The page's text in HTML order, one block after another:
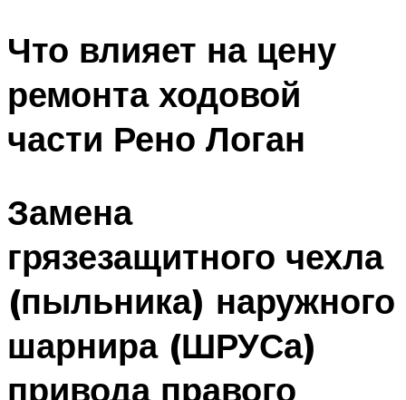
Что влияет на цену
ремонта ходовой
части Рено Логан
Замена
грязезащитного чехла
(пыльника) наружного
шарнира (ШРУСа)
привода правого